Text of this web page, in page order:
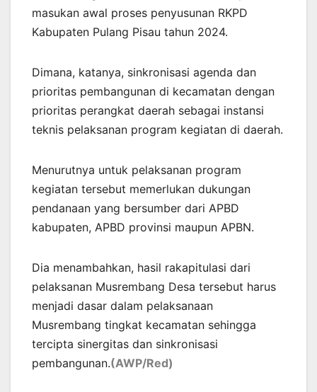
masukan awal proses penyusunan RKPD
Kabupaten Pulang Pisau tahun 2024.
Dimana, katanya, sinkronisasi agenda dan
prioritas pembangunan di kecamatan dengan
prioritas perangkat daerah sebagai instansi
teknis pelaksanan program kegiatan di daerah.
Menurutnya untuk pelaksanan program
kegiatan tersebut memerlukan dukungan
pendanaan yang bersumber dari APBD
kabupaten, APBD provinsi maupun APBN.
Dia menambahkan, hasil rakapitulasi dari
pelaksanan Musrembang Desa tersebut harus
menjadi dasar dalam pelaksanaan
Musrembang tingkat kecamatan sehingga
tercipta sinergitas dan sinkronisasi
pembangunan.(AWP/Red)